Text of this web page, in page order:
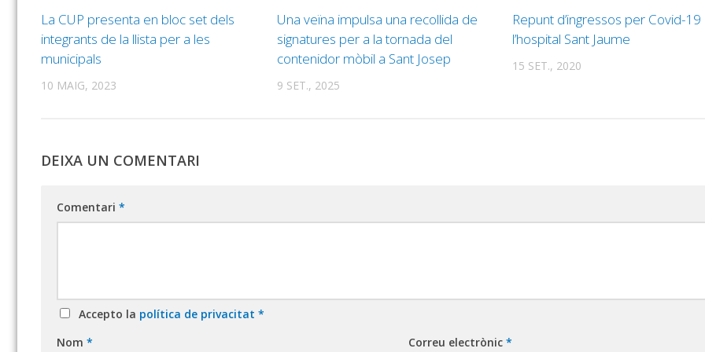
La CUP presenta en bloc set dels
integrants de la llista per a les
municipals
10 MAIG, 2023
Una veïna impulsa una recollida de
signatures per a la tornada del
contenidor mòbil a Sant Josep
9 SET., 2025
Repunt d’ingressos per Covid-19
l’hospital Sant Jaume
15 SET., 2020
DEIXA UN COMENTARI
Comentari *
Accepto la política de privacitat *
Nom * Correu electrònic*